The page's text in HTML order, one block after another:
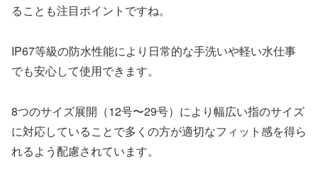
ることも注目ポイントですね。
IP67等級の防水性能により日常的な手洗いや軽い水仕事
でも安心して使用できます。
8つのサイズ展開（12号〜29号）により幅広い指のサイズ
に対応していることで多くの方が適切なフィット感を得ら
れるよう配慮されています。